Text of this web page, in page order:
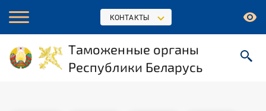
КОНТАКТЫ
Таможенные органы
Республики Беларусь